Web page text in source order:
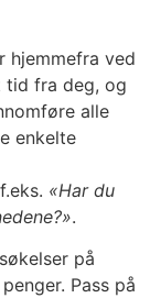
hjemmefra ved
tid fra deg, og
alle
enkelte
«Har du
.
på
Pass på